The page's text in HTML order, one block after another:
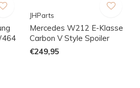
JHParts
Mercedes W212 E-Klasse
Carbon V Style Spoiler
€249,95